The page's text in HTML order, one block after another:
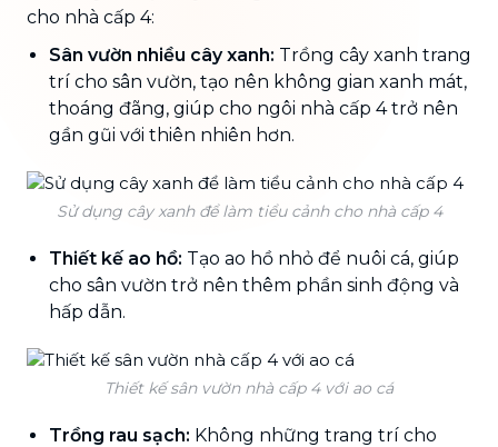
cho nhà cấp 4:
Sân vườn nhiều cây xanh: Trồng cây xanh trang
trí cho sân vườn, tạo nên không gian xanh mát,
thoáng đãng, giúp cho ngôi nhà cấp 4 trở nên
gần gũi với thiên nhiên hơn.
Sử dụng cây xanh để làm tiểu cảnh cho nhà cấp 4
Thiết kế ao hồ: Tạo ao hồ nhỏ để nuôi cá, giúp
cho sân vườn trở nên thêm phần sinh động và
hấp dẫn.
Thiết kế sân vườn nhà cấp 4 với ao cá
Trồng rau sạch: Không những trang trí cho